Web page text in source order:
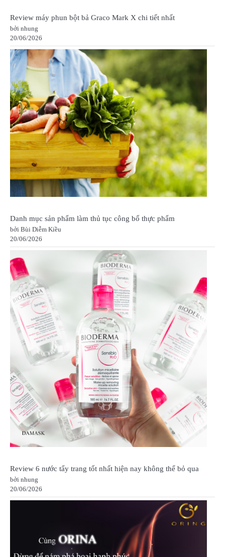
Review máy phun bột bả Graco Mark X chi tiết nhất
bởi nhung
20/06/2026
Danh mục sản phẩm làm thủ tục công bố thực phẩm
bởi Bùi Diễm Kiều
20/06/2026
Review 6 nước tẩy trang tốt nhất hiện nay không thể bỏ qua
bởi nhung
20/06/2026